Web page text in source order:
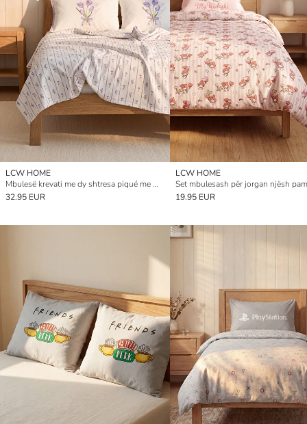
LCW HOME
Mbulesë krevati me dy shtresa piqué me motiv lulesh dhe vija
32.95 EUR
LCW HOME
19.95 EUR